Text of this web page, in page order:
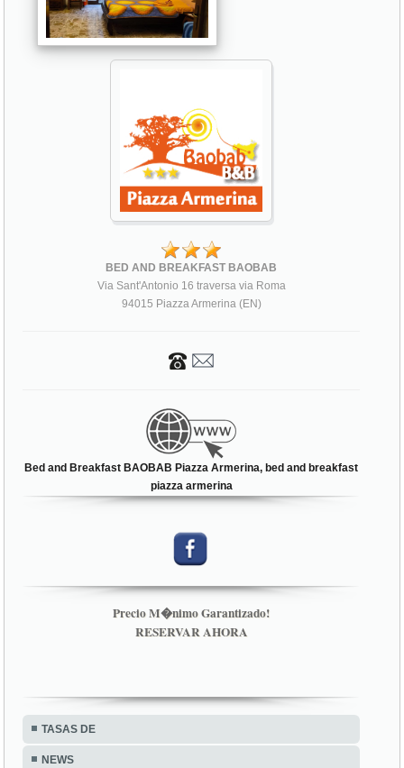
BED AND BREAKFAST BAOBAB
Via Sant'Antonio 16 traversa via Roma
94015 Piazza Armerina (EN)
Bed and Breakfast BAOBAB Piazza Armerina, bed and breakfast
piazza armerina
Precio M�nimo Garantizado!
RESERVAR AHORA
TASAS DE
NEWS